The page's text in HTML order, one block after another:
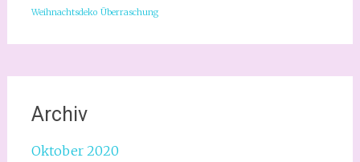
Weihnachtsdeko Überraschung
Archiv
Oktober 2020